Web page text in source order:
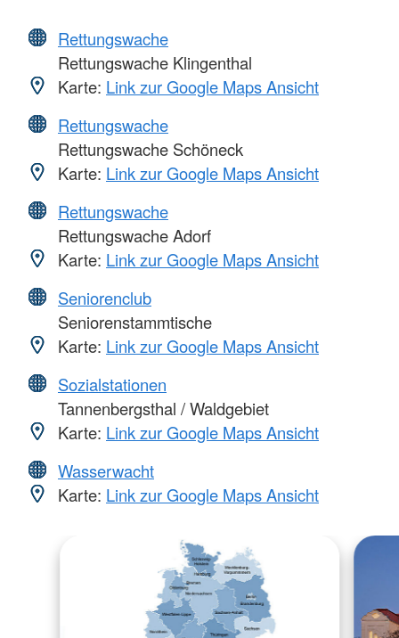
Rettungswache
Rettungswache Klingenthal
Karte: Link zur Google Maps Ansicht
Rettungswache
Rettungswache Schöneck
Karte: Link zur Google Maps Ansicht
Rettungswache
Rettungswache Adorf
Karte: Link zur Google Maps Ansicht
Seniorenclub
Seniorenstammtische
Karte: Link zur Google Maps Ansicht
Sozialstationen
Tannenbergsthal / Waldgebiet
Karte: Link zur Google Maps Ansicht
Wasserwacht
Karte: Link zur Google Maps Ansicht